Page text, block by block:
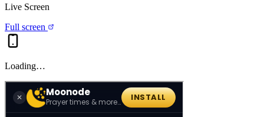
Live Screen
Full screen
Loading…